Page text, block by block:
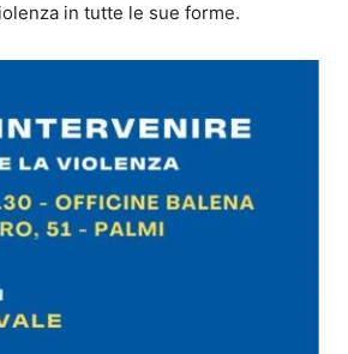
in tutte le sue forme.